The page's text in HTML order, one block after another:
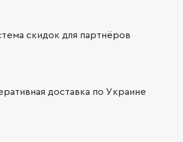
скидок для партнёров
доставка по Украине